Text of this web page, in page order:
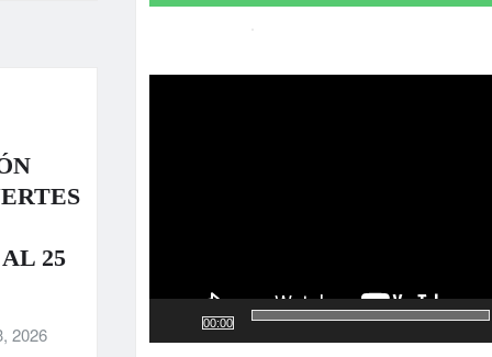
25
2026 00:00